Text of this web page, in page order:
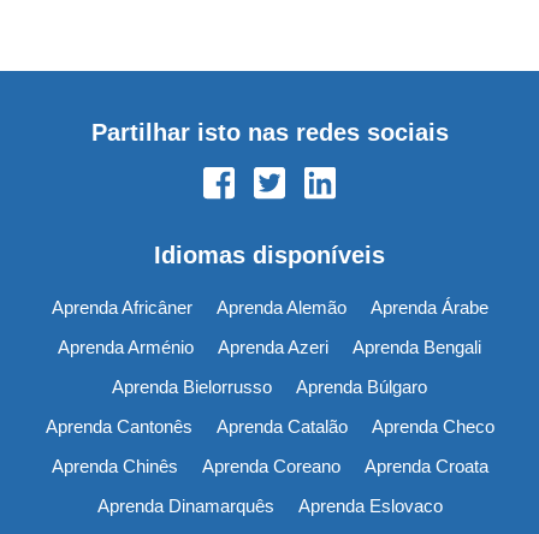
Partilhar isto nas redes sociais
Idiomas disponíveis
Aprenda Africâner Aprenda Alemão
Aprenda Árabe
Aprenda Arménio
Aprenda Azeri
Aprenda Bengali
Aprenda Bielorrusso
Aprenda Búlgaro
Aprenda Cantonês
Aprenda Catalão
Aprenda Checo
Aprenda Chinês
Aprenda Coreano
Aprenda Croata
Aprenda Dinamarquês
Aprenda Eslovaco